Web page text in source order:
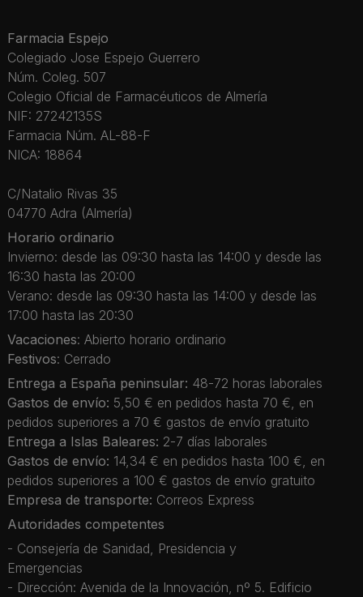
Farmacia Espejo
Colegiado Jose Espejo Guerrero
Núm. Coleg. 507
Colegio Oficial de Farmacéuticos de Almería
NIF: 27242135S
Farmacia Núm. AL-88-F
NICA: 18864
C/Natalio Rivas 35
04770 Adra (Almería)
Horario ordinario
Invierno: desde las 09:30 hasta las 14:00 y desde las
16:30 hasta las 20:00
Verano: desde las 09:30 hasta las 14:00 y desde las
17:00 hasta las 20:30
Vacaciones: Abierto horario ordinario
Festivos: Cerrado
Entrega a España peninsular: 48-72 horas laborales
Gastos de envío: 5,50 € en pedidos hasta 70 €, en
pedidos superiores a 70 € gastos de envío gratuito
Entrega a Islas Baleares: 2-7 días laborales
Gastos de envío: 14,34 € en pedidos hasta 100 €, en
pedidos superiores a 100 € gastos de envío gratuito
Empresa de transporte: Correos Express
Autoridades competentes
- Consejería de Sanidad, Presidencia y
Emergencias
- Dirección: Avenida de la Innovación, nº 5. Edificio